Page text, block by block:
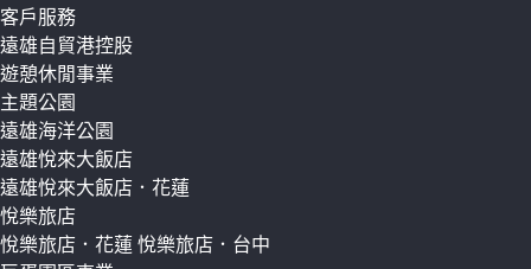
客戶服務
遠雄自貿港控股
遊憩休閒事業
主題公園
遠雄海洋公園
遠雄悅來大飯店
遠雄悅來大飯店．花蓮
悅樂旅店
悅樂旅店．花蓮 悅樂旅店．台中